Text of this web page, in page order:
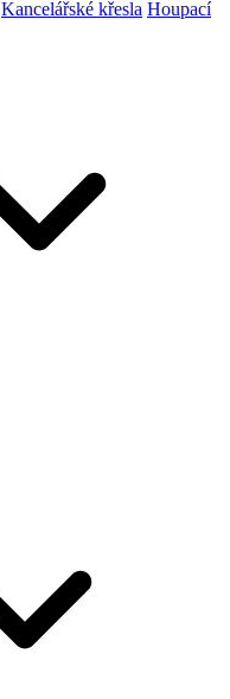
Kancelářské křesla Houpací